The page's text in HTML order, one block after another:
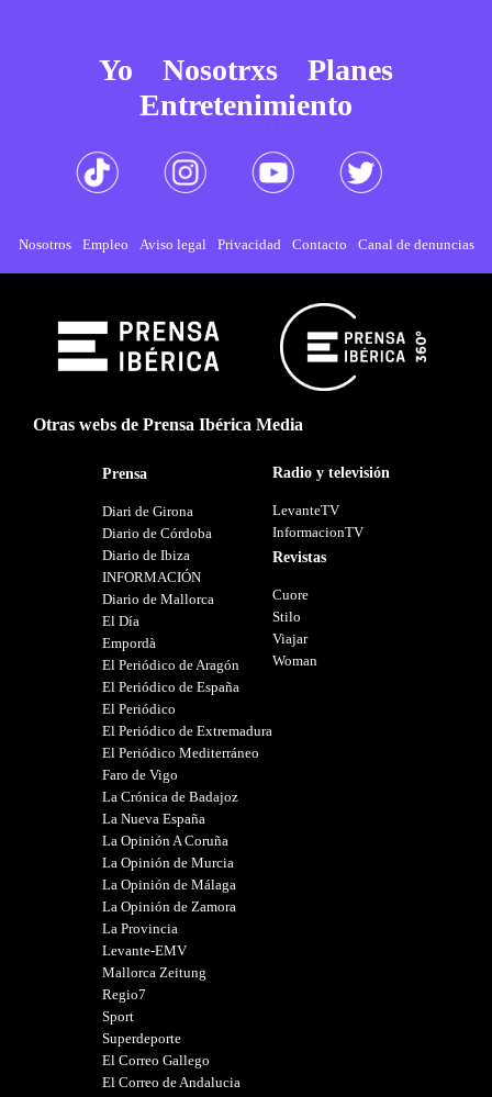
Yo Nosotrxs
Planes
Entretenimiento
Nosotros Empleo Aviso legal Privacidad Contacto Canal de denuncias
Otras webs de Prensa Ibérica Media
Prensa
Diari de Girona
Diario de Córdoba
Diario de Ibiza
INFORMACIÓN
Diario de Mallorca
El Día
Empordà
El Periódico de Aragón
El Periódico de España
El Periódico
El Periódico de Extremadura
El Periódico Mediterráneo
Faro de Vigo
La Crónica de Badajoz
La Nueva España
La Opinión A Coruña
La Opinión de Murcia
La Opinión de Málaga
La Opinión de Zamora
La Provincia
Levante-EMV
Mallorca Zeitung
Regio7
Sport
Superdeporte
El Correo Gallego
El Correo de Andalucia
Radio y televisión
LevanteTV
InformacionTV
Revistas
Cuore
Stilo
Viajar
Woman